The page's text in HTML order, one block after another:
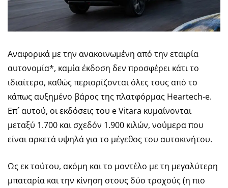
Αναφορικά με την ανακοινωμένη από την εταιρία
αυτονομία*, καμία έκδοση δεν προσφέρει κάτι το
ιδιαίτερο, καθώς περιορίζονται όλες τους από το
κάπως αυξημένο βάρος της πλατφόρμας Heartech-e.
Επ´ αυτού, οι εκδόσεις του e Vitara κυμαίνονται
μεταξύ 1.700 και σχεδόν 1.900 κιλών, νούμερα που
είναι αρκετά υψηλά για το μέγεθος του αυτοκινήτου.
Ως εκ τούτου, ακόμη και το μοντέλο με τη μεγαλύτερη
μπαταρία και την κίνηση στους δύο τροχούς (η πιο